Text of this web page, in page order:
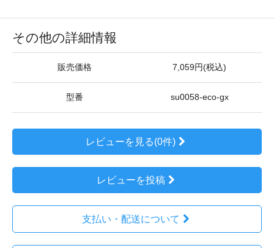
その他の詳細情報
販売価格 7,059円(税込)
型番 su0058-eco-gx
レビューを見る(0件)
レビューを投稿
支払い・配送について